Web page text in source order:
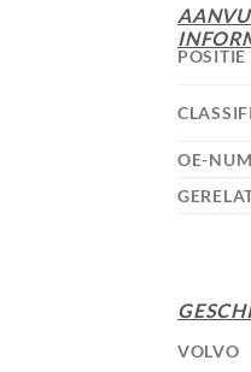
POSITIE
OE-
VOLVO